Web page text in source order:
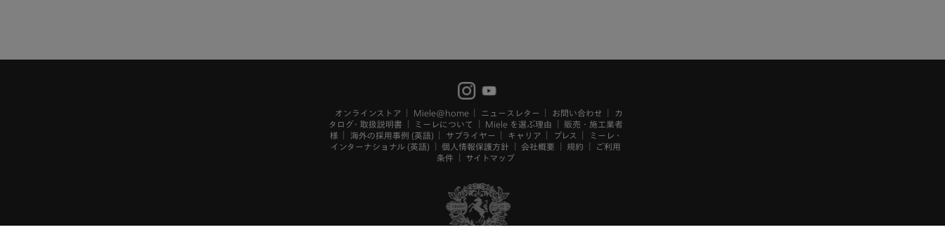
オンラインストア Miele@home ニュースレター お問い合わせ
カ
タログ・取扱説明書
ミーレについて Miele を選ぶ理由
販売・施工業者
様
海外の採用事例 (英語) サプライヤー キャリア プレス
ミーレ・
インターナショナル (英語)
個人情報保護方針 会社概要 規約
ご利用
条件
サイトマップ